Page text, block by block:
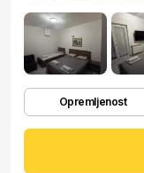
Opremljenost